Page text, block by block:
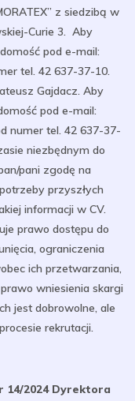
z siedzibą w
Curie 3. Aby
pod e-mail:
tel. 42 637-37-10.
Gajdacz. Aby
pod e-mail:
numer tel. 42 637-37-
niezbędnym do
pani zgodę na
przyszłych
informacji w CV.
prawo dostępu do
ograniczenia
ich przetwarzania,
wniesienia skargi
jest dobrowolne, ale
rekrutacji.
2024 Dyrektora